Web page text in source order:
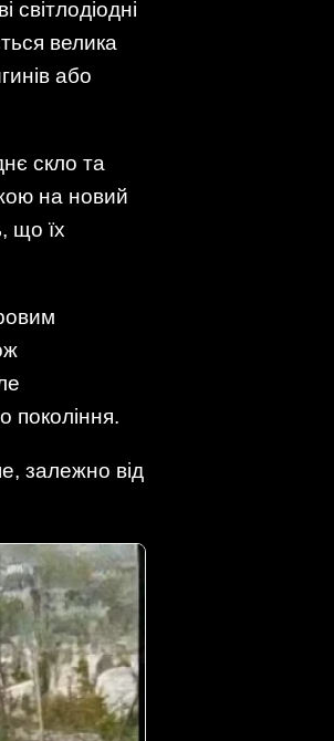
велика
або
скло та
на новий
що їх
покоління.
залежно від